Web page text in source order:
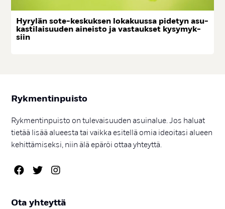
Hy­ry­län so­te-kes­kuk­sen lo­ka­kuus­sa pi­de­tyn asu­
kas­ti­lai­suu­den ai­neis­to ja vas­tauk­set ky­sy­myk­
siin
Ryk­men­tin­puis­to
Rykmentinpuisto on tulevaisuuden asuinalue. Jos haluat
tietää lisää alueesta tai vaikka esitellä omia ideoitasi alueen
kehittämiseksi, niin älä epäröi ottaa yhteyttä.
Ota yh­teyt­tä